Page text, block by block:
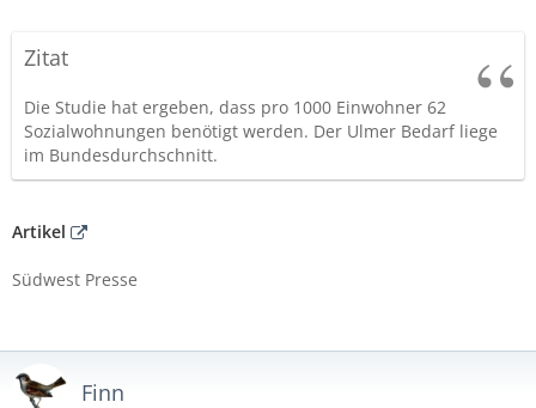
Zitat
Die Studie hat ergeben, dass pro 1000 Einwohner 62
Sozialwohnungen benötigt werden. Der Ulmer Bedarf liege
im Bundesdurchschnitt.
Artikel
Südwest Presse
Finn